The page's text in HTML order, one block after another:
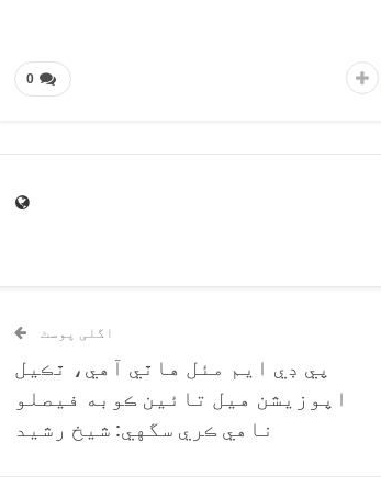
0
اگلی پوسٹ
پي ڊي ايم مئل هاٿي آهي، ٿڪيل
اپوزيشن هيل تائين ڪوبه فيصلو
ناهي ڪري سگهي: شيخ رشيد